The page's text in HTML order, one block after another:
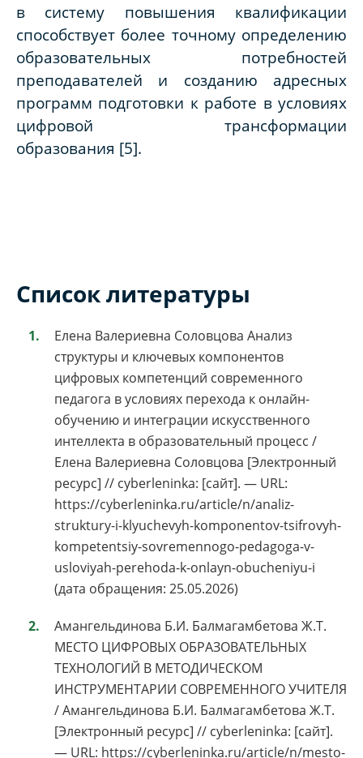
в систему повышения квалификации
способствует более точному определению
образовательных потребностей
преподавателей и созданию адресных
программ подготовки к работе в условиях
цифровой трансформации
образования [5].
Список литературы
Елена Валериевна Соловцова Анализ
структуры и ключевых компонентов
цифровых компетенций современного
педагога в условиях перехода к онлайн-
обучению и интеграции искусственного
интеллекта в образовательный процесс /
Елена Валериевна Соловцова [Электронный
ресурс] // cyberleninka: [сайт]. — URL:
https://cyberleninka.ru/article/n/analiz-
struktury-i-klyuchevyh-komponentov-tsifrovyh-
kompetentsiy-sovremennogo-pedagoga-v-
usloviyah-perehoda-k-onlayn-obucheniyu-i
(дата обращения: 25.05.2026)
Амангельдинова Б.И. Балмагамбетова Ж.Т.
МЕСТО ЦИФРОВЫХ ОБРАЗОВАТЕЛЬНЫХ
ТЕХНОЛОГИЙ В МЕТОДИЧЕСКОМ
ИНСТРУМЕНТАРИИ СОВРЕМЕННОГО УЧИТЕЛЯ
/ Амангельдинова Б.И. Балмагамбетова Ж.Т.
[Электронный ресурс] // cyberleninka: [сайт].
— URL: https://cyberleninka.ru/article/n/mesto-